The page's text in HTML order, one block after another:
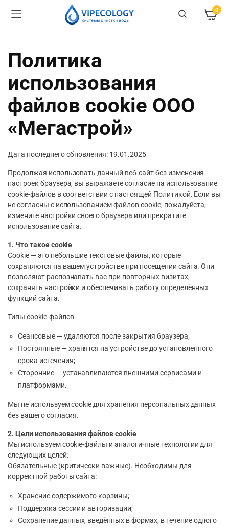
0
Политика
использования
файлов cookie ООО
«Мегастрой»
Дата последнего обновления: 19.01.2025
Продолжая использовать данный веб-сайт без изменения
настроек браузера, вы выражаете согласие на использование
cookie-файлов в соответствии с настоящей Политикой. Если вы
не согласны с использованием файлов cookie, пожалуйста,
измените настройки своего браузера или прекратите
использование сайта.
1. Что такое cookie
Cookie — это небольшие текстовые файлы, которые
сохраняются на вашем устройстве при посещении сайта. Они
позволяют распознавать вас при повторных визитах,
сохранять настройки и обеспечивать работу определённых
функций сайта.
Типы cookie-файлов:
Сеансовые — удаляются после закрытия браузера;
Постоянные — хранятся на устройстве до установленного
срока истечения;
Сторонние — устанавливаются внешними сервисами и
платформами.
Мы не используем cookie для хранения персональных данных
без вашего согласия.
2. Цели использования файлов cookie
Мы используем cookie-файлы и аналогичные технологии для
следующих целей:
Обязательные (критически важные). Необходимы для
корректной работы сайта:
Хранение содержимого корзины;
Поддержка сессии и авторизации;
Сохранение данных, введённых в формах, в течение одного